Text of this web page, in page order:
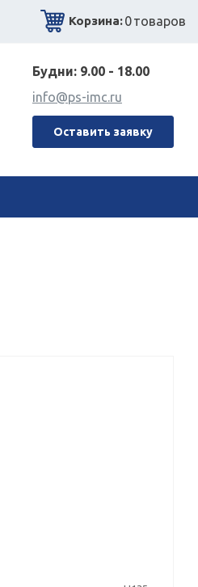
Корзина:0товаров
Будни: 9.00 - 18.00
info@ps-imc.ru
Оставить заявку